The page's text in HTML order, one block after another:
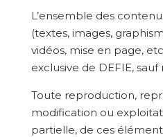
L’ensemble des
(textes, images,
vidéos, mise en page,
exclusive de DEFIE,
Toute reproduction,
modification ou
partielle, de ces